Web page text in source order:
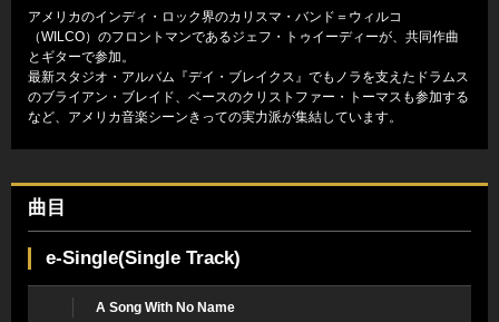
アメリカのインディ・ロック界のカリスマ・バンド＝ウィルコ
（WILCO）のフロントマンであるジェフ・トゥイーディーが、共同作曲
とギターで参加。
最新スタジオ・アルバム『デイ・ブレイクス』でもノラを支えたドラムス
のブライアン・ブレイド、ベースのクリストファー・トーマスも参加する
など、アメリカ音楽シーンきっての実力派が集結しています。
曲目
e-Single(Single Track)
A Song With No Name